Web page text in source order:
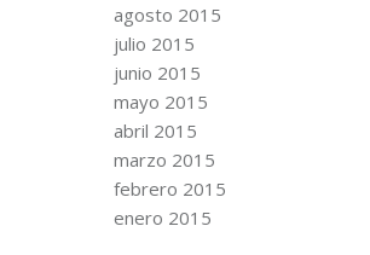
agosto 2015
julio 2015
junio 2015
mayo 2015
abril 2015
marzo 2015
febrero 2015
enero 2015